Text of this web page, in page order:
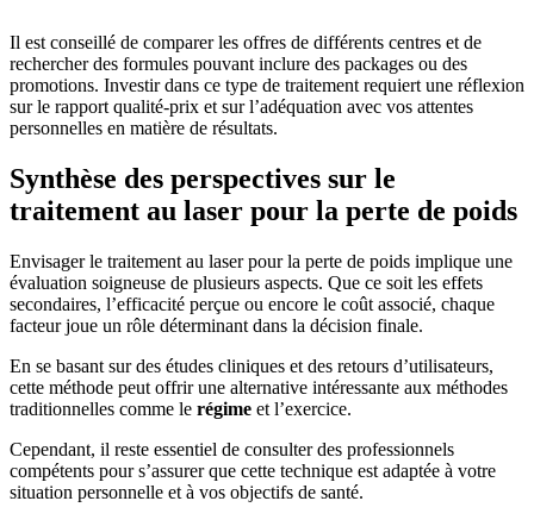
Il est conseillé de comparer les offres de différents centres et de
rechercher des formules pouvant inclure des packages ou des
promotions. Investir dans ce type de traitement requiert une réflexion
sur le rapport qualité-prix et sur l’adéquation avec vos attentes
personnelles en matière de résultats.
Synthèse des perspectives sur le
traitement au laser pour la perte de poids
Envisager le traitement au laser pour la perte de poids implique une
évaluation soigneuse de plusieurs aspects. Que ce soit les effets
secondaires, l’efficacité perçue ou encore le coût associé, chaque
facteur joue un rôle déterminant dans la décision finale.
En se basant sur des études cliniques et des retours d’utilisateurs,
cette méthode peut offrir une alternative intéressante aux méthodes
traditionnelles comme le régime et l’exercice.
Cependant, il reste essentiel de consulter des professionnels
compétents pour s’assurer que cette technique est adaptée à votre
situation personnelle et à vos objectifs de santé.